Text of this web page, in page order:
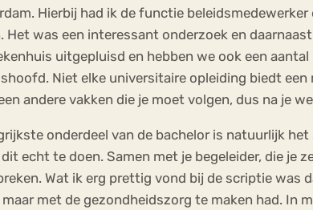
Hierbij had ik de functie
Het was een interessant onderzoek en
uitgepluisd en hebben we ook een
Niet elke universitaire opleiding biedt
andere vakken die je moet volgen, dus na je
onderdeel van de bachelor is natuurlijk
echt te doen. Samen met je begeleider, die je
Wat ik erg prettig vond bij de scriptie
met de gezondheidszorg te maken had. In